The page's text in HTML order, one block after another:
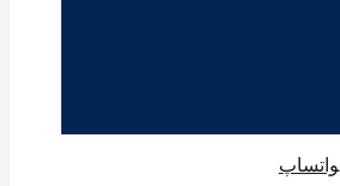
واتساپ